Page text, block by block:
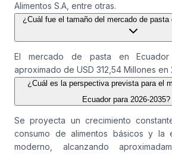
Alimentos S.A, entre otras.
¿Cuál fue el tamaño del mercado de pasta
El mercado de pasta en
aproximado de USD 312,54 Millones en
¿Cuál es la perspectiva prevista para el
Ecuador para 2026-2035?
Se proyecta un crecimiento
consumo de alimentos básicos y la
moderno, alcanzando